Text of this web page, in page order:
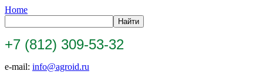
Home
+7 (812) 309-53-32
e-mail: info@agroid.ru